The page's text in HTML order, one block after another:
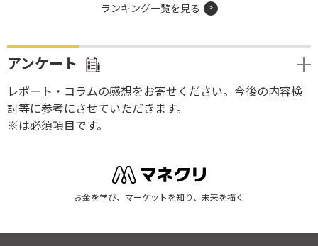
ランキング一覧を見る
アンケート
レポート・コラムの感想をお寄せください。今後の内容検
討等に参考にさせていただきます。
※は必須項目です。
お金を学び、マーケットを知り、未来を描く